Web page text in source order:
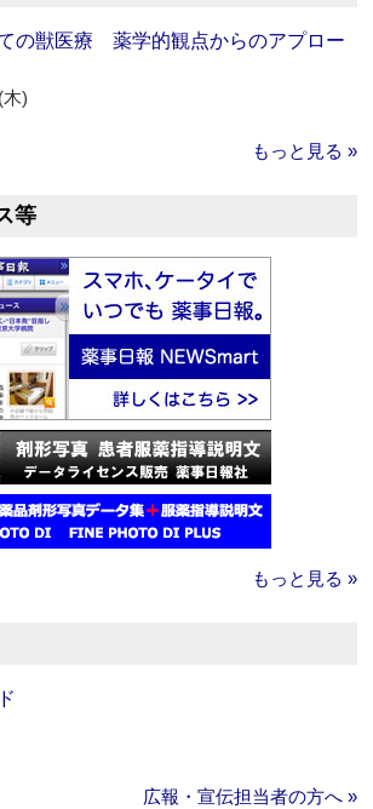
ての獣医療 薬学的観点からのアプロー
)
もっと見る »
等
もっと見る »
広報・宣伝担当者の方へ »